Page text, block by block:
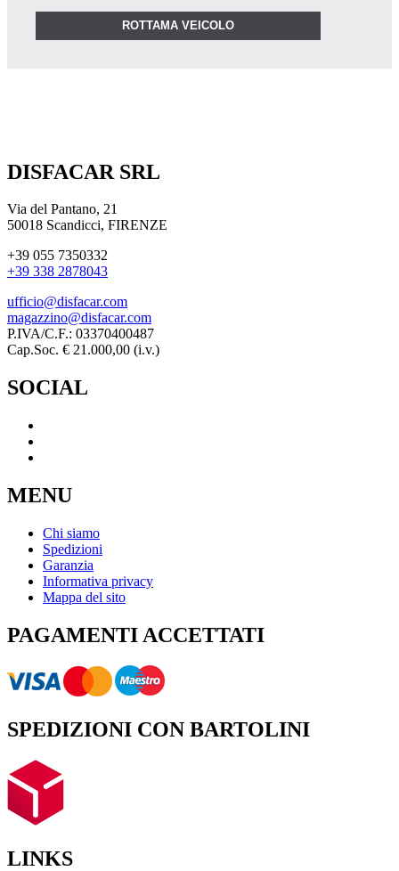
ROTTAMA VEICOLO
DISFACAR SRL
Via del Pantano, 21
50018 Scandicci, FIRENZE
+39 055 7350332
+39 338 2878043
ufficio@disfacar.com
magazzino@disfacar.com
P.IVA/C.F.: 03370400487
Cap.Soc. € 21.000,00 (i.v.)
SOCIAL
MENU
Chi siamo
Spedizioni
Garanzia
Informativa privacy
Mappa del sito
PAGAMENTI ACCETTATI
SPEDIZIONI CON BARTOLINI
LINKS